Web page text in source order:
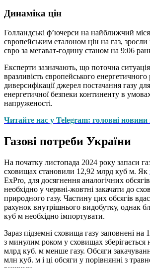
Динаміка цін
Голландські ф’ючерси на найближчий
європейським еталоном цін на газ,
євро за мегават-годину станом на 9:06
Експерти зазначають, що поточна
вразливість європейського
диверсифікації джерел постачання газу
енергетичної безпеки континенту в
напруженості.
Читайте нас у Telegram: головні новини
Газові потреби України
На початку листопада 2024 року запаси
сховищах становили 12,92 млрд куб м. Як
ExPro, для досягнення аналогічних
необхідно у червні-жовтні закачати до
природного газу. Частину цих обсягів
рахунок внутрішнього видобутку, однак
куб м необхідно імпортувати.
Зараз підземні сховища газу заповнені на
з минулим роком у сховищах зберігається
млрд куб. м менше газу. Обсяги
млн куб. м і ці обсяги у порівнянні з